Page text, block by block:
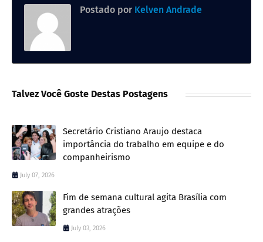
Postado por Kelven Andrade
Talvez Você Goste Destas Postagens
Secretário Cristiano Araujo destaca
importância do trabalho em equipe e do
companheirismo
July 07, 2026
Fim de semana cultural agita Brasília com
grandes atrações
July 03, 2026